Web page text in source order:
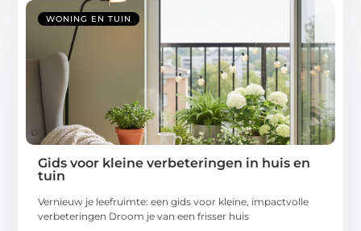
WONING EN TUIN
Gids voor kleine verbeteringen in huis en
tuin
Vernieuw je leefruimte: een gids voor kleine, impactvolle
verbeteringen Droom je van een frisser huis